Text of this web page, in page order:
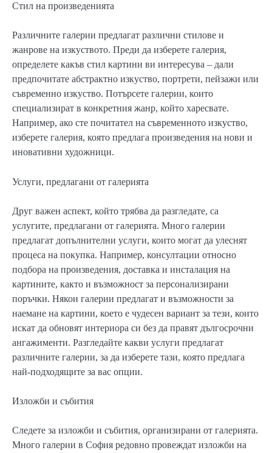
Стил на произведенията
Различните галерии предлагат различни стилове и
жанрове на изкуството. Преди да изберете галерия,
определете какъв стил картини ви интересува – дали
предпочитате абстрактно изкуство, портрети, пейзажи или
съвременно изкуство. Потърсете галерии, които
специализират в конкретния жанр, който харесвате.
Например, ако сте почитател на съвременното изкуство,
изберете галерия, която предлага произведения на нови и
иновативни художници.
Услуги, предлагани от галерията
Друг важен аспект, който трябва да разгледате, са
услугите, предлагани от галерията. Много галерии
предлагат допълнителни услуги, които могат да улеснят
процеса на покупка. Например, консултации относно
подбора на произведения, доставка и инсталация на
картините, както и възможност за персонализирани
поръчки. Някои галерии предлагат и възможности за
наемане на картини, което е чудесен вариант за тези, които
искат да обновят интериора си без да правят дългосрочни
ангажименти. Разгледайте какви услуги предлагат
различните галерии, за да изберете тази, която предлага
най-подходящите за вас опции.
Изложби и събития
Следете за изложби и събития, организирани от галерията.
Много галерии в София редовно провеждат изложби на